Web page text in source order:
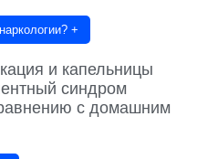
+
и капельницы
синдром
с домашним